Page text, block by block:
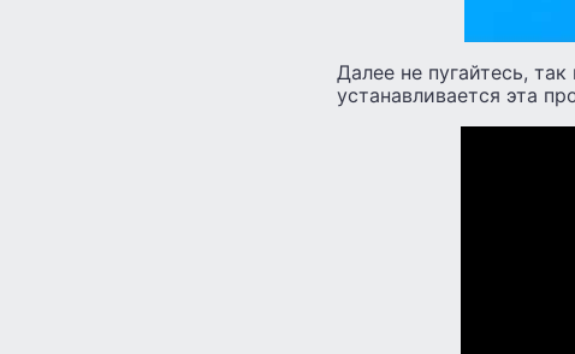
Далее не пугайтесь,
устанавливается эта